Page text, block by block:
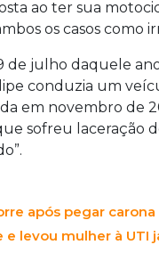
ao ter sua
os casos como
de julho daquele
conduzia um
em novembro de
sofreu laceração
após pegar
levou mulher à UTI